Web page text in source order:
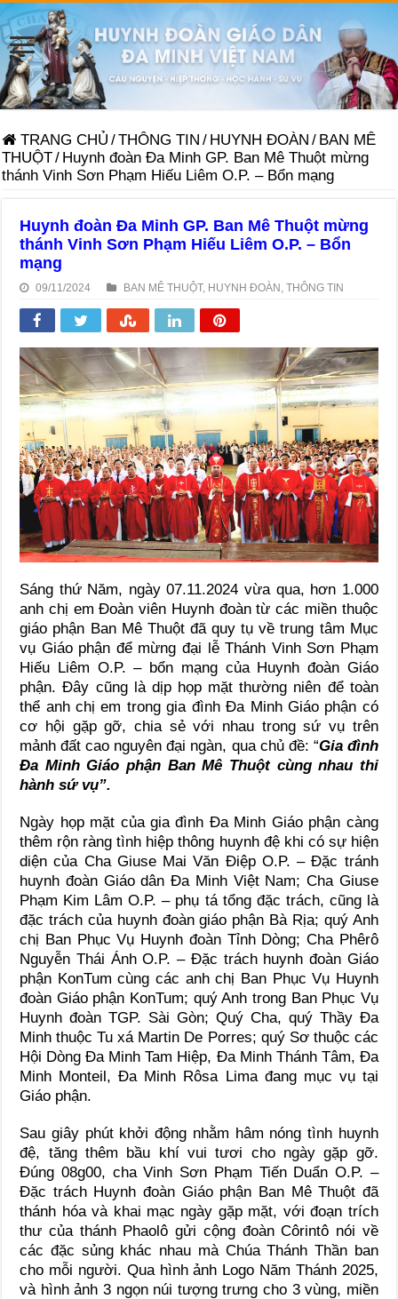
TRANG CHỦ /THÔNG TIN / HUYNH ĐOÀN / BAN MÊ
THUỘT/ Huynh đoàn Đa Minh GP. Ban Mê Thuột mừng
thánh Vinh Sơn Phạm Hiếu Liêm O.P. – Bổn mạng
Huynh đoàn Đa Minh GP. Ban Mê Thuột mừng
thánh Vinh Sơn Phạm Hiếu Liêm O.P. – Bổn
mạng
09/11/2024 BAN MÊ THUỘT, HUYNH ĐOÀN ,THÔNG TIN
Sáng thứ Năm, ngày 07.11.2024 vừa qua, hơn 1.000
anh chị em Đoàn viên Huynh đoàn từ các miền thuộc
giáo phận Ban Mê Thuột đã quy tụ về trung tâm Mục
vụ Giáo phận để mừng đại lễ Thánh Vinh Sơn Phạm
Hiếu Liêm O.P. – bổn mạng của Huynh đoàn Giáo
phận. Đây cũng là dịp họp mặt thường niên để toàn
thể anh chị em trong gia đình Đa Minh Giáo phận có
cơ hội gặp gỡ, chia sẻ với nhau trong sứ vụ trên
mảnh đất cao nguyên đại ngàn, qua chủ đề: “Gia đình
Đa Minh Giáo phận Ban Mê Thuột cùng nhau thi
hành sứ vụ”.
Ngày họp mặt của gia đình Đa Minh Giáo phận càng
thêm rộn ràng tình hiệp thông huynh đệ khi có sự hiện
diện của Cha Giuse Mai Văn Điệp O.P. – Đặc tránh
huynh đoàn Giáo dân Đa Minh Việt Nam; Cha Giuse
Phạm Kim Lâm O.P. – phụ tá tổng đặc trách, cũng là
đặc trách của huynh đoàn giáo phận Bà Rịa; quý Anh
chị Ban Phục Vụ Huynh đoàn Tỉnh Dòng; Cha Phêrô
Nguyễn Thái Ánh O.P. – Đặc trách huynh đoàn Giáo
phận KonTum cùng các anh chị Ban Phục Vụ Huynh
đoàn Giáo phận KonTum; quý Anh trong Ban Phục Vụ
Huynh đoàn TGP. Sài Gòn; Quý Cha, quý Thầy Đa
Minh thuộc Tu xá Martin De Porres; quý Sơ thuộc các
Hội Dòng Đa Minh Tam Hiệp, Đa Minh Thánh Tâm, Đa
Minh Monteil, Đa Minh Rôsa Lima đang mục vụ tại
Giáo phận.
Sau giây phút khởi động nhằm hâm nóng tình huynh
đệ, tăng thêm bầu khí vui tươi cho ngày gặp gỡ.
Đúng 08g00, cha Vinh Sơn Phạm Tiến Duẩn O.P. –
Đặc trách Huynh đoàn Giáo phận Ban Mê Thuột đã
thánh hóa và khai mạc ngày gặp mặt, với đoạn trích
thư của thánh Phaolô gửi cộng đoàn Côrintô nói về
các đặc sủng khác nhau mà Chúa Thánh Thần ban
cho mỗi người. Qua hình ảnh Logo Năm Thánh 2025,
và hình ảnh 3 ngọn núi tượng trưng cho 3 vùng, miền